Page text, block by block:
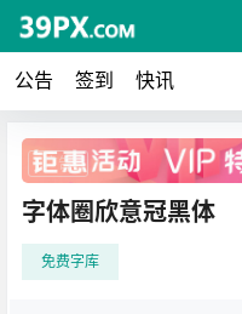
公告 签到 快讯
广告
字体圈欣意冠黑体
免费字库